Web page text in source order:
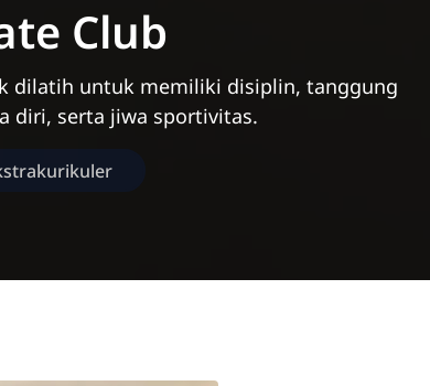
Club
dilatih untuk memiliki disiplin, tanggung
diri, serta jiwa sportivitas.